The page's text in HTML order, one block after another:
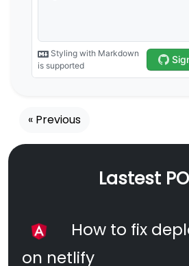
« Previous
Lastest
How to fix
on netlify